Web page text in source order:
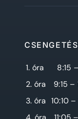
1. óra
8:15
2. óra
9:15
3. óra 10:10